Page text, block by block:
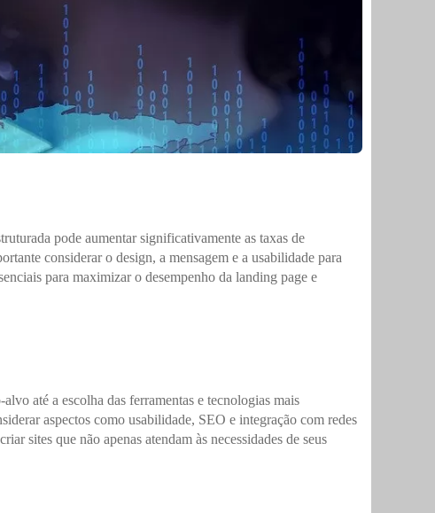
pode aumentar significativamente as taxas de
considerar o design, a mensagem e a usabilidade para
para maximizar o desempenho da landing page e
até a escolha das ferramentas e tecnologias mais
aspectos como usabilidade, SEO e integração com redes
sites que não apenas atendam às necessidades de seus